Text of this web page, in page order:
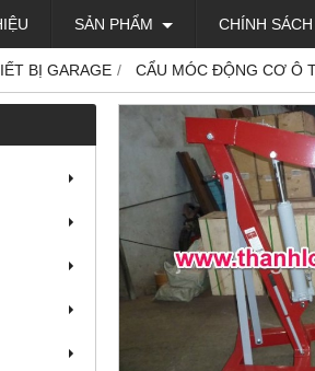
SẢN PHẨM CHÍNH
BỊ GARAGE CẨU MÓC ĐỘNG CƠ Ô